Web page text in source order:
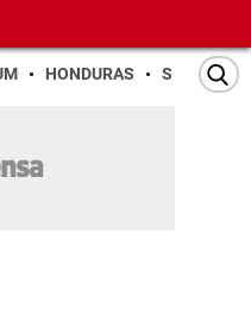
HONDURAS SAN PEDRO